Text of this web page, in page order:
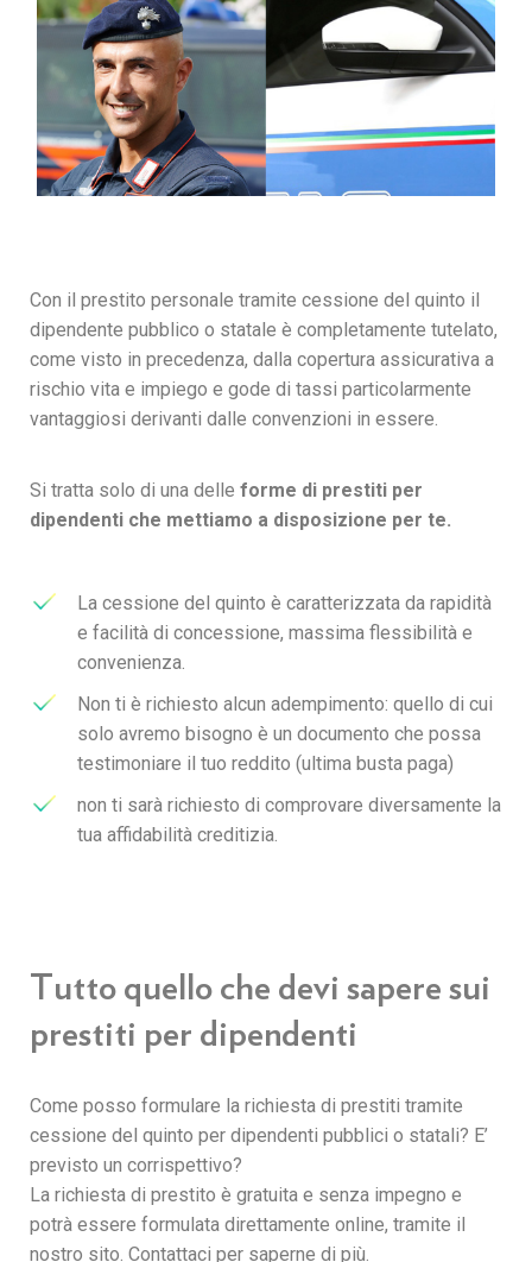
Con il prestito personale tramite cessione del quinto il
dipendente pubblico o statale è completamente tutelato,
come visto in precedenza, dalla copertura assicurativa a
rischio vita e impiego e gode di tassi particolarmente
vantaggiosi derivanti dalle convenzioni in essere.
Si tratta solo di una delle forme di prestiti per
dipendenti che mettiamo a disposizione per te.
La cessione del quinto è caratterizzata da rapidità
e facilità di concessione, massima flessibilità e
convenienza.
Non ti è richiesto alcun adempimento: quello di cui
solo avremo bisogno è un documento che possa
testimoniare il tuo reddito (ultima busta paga)
non ti sarà richiesto di comprovare diversamente la
tua affidabilità creditizia.
Tutto quello che devi sapere sui
prestiti per dipendenti
Come posso formulare la richiesta di prestiti tramite
cessione del quinto per dipendenti pubblici o statali? E’
previsto un corrispettivo?
La richiesta di prestito è gratuita e senza impegno e
potrà essere formulata direttamente online, tramite il
nostro sito. Contattaci per saperne di più.